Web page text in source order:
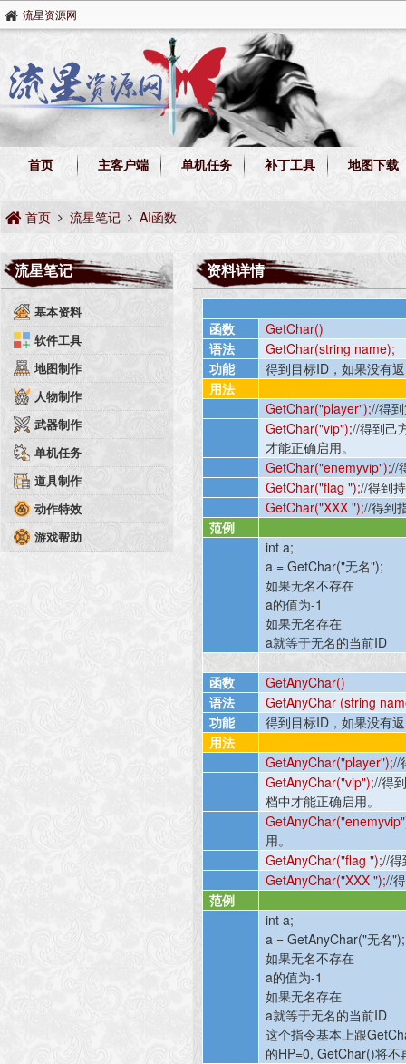
流星资源网
首页 主客户端 单机任务 补丁工具 地图下载
首页 流星笔记 AI函数
资料详情
函数
GetChar()
语法
GetChar(string name);
功能
得到目标ID ，如果没有
用法
GetChar("player");//得
GetChar("vip");//得到己
才能正确启用。
GetChar("enemyvip");//
GetChar("flag ");//得到
GetChar("XXX ");//得到
范例
int a;
a = GetChar("无名");
如果无名不存在
a的值为-1
如果无名存在
a就等于无名的当前ID
函数
GetAnyChar()
语法
GetAnyChar (string
功能
得到目标ID ，如果没有
用法
GetAnyChar("player");//
GetAnyChar("vip");//得
档中才能正确启用。
用。
GetAnyChar("flag ");//得
GetAnyChar("XXX ");//
范例
int a;
a = GetAnyChar("无名");
如果无名不存在
a的值为-1
如果无名存在
a就等于无名的当前ID
这个指令基本上跟
的HP=0, GetChar()将不
流星笔记
基本资料
软件工具
地图制作
人物制作
武器制作
单机任务
道具制作
动作特效
游戏帮助